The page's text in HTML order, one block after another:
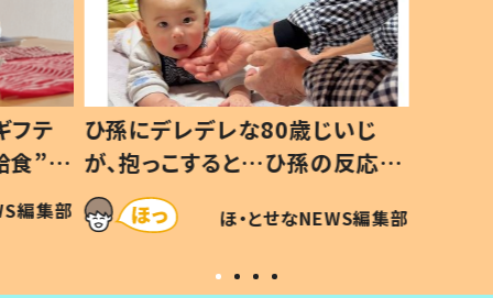
フテ
食”を
の親
編集部
ひ孫にデレデレな80歳じいじ
が、抱っこすると…ひ孫の反応に
「涙が出ました」「可愛くて仕方な
い」
ほ・とせなNEWS編集部